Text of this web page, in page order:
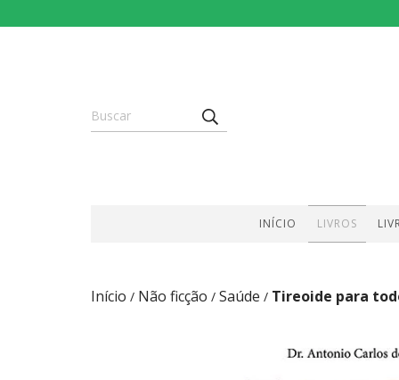
INÍCIO LIVROS
Início / Não ficção / Saúde / Tireoide para